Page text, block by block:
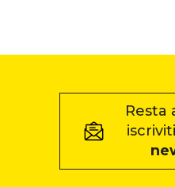
Resta